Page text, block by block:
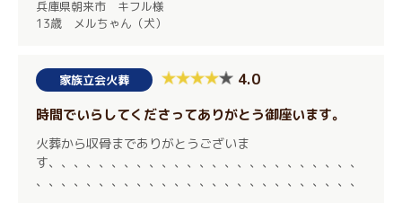
兵庫県朝来市 キフル様
13歳 メルちゃん（犬）
家族立会火葬 4.0
時間でいらしてくださってありがとう御座います。
火葬から収骨までありがとうございま
す、、、、、、、、、、、、、、、、、、、、、、、、、
、、、、、、、、、、、、、、、、、、、、、、、、、、